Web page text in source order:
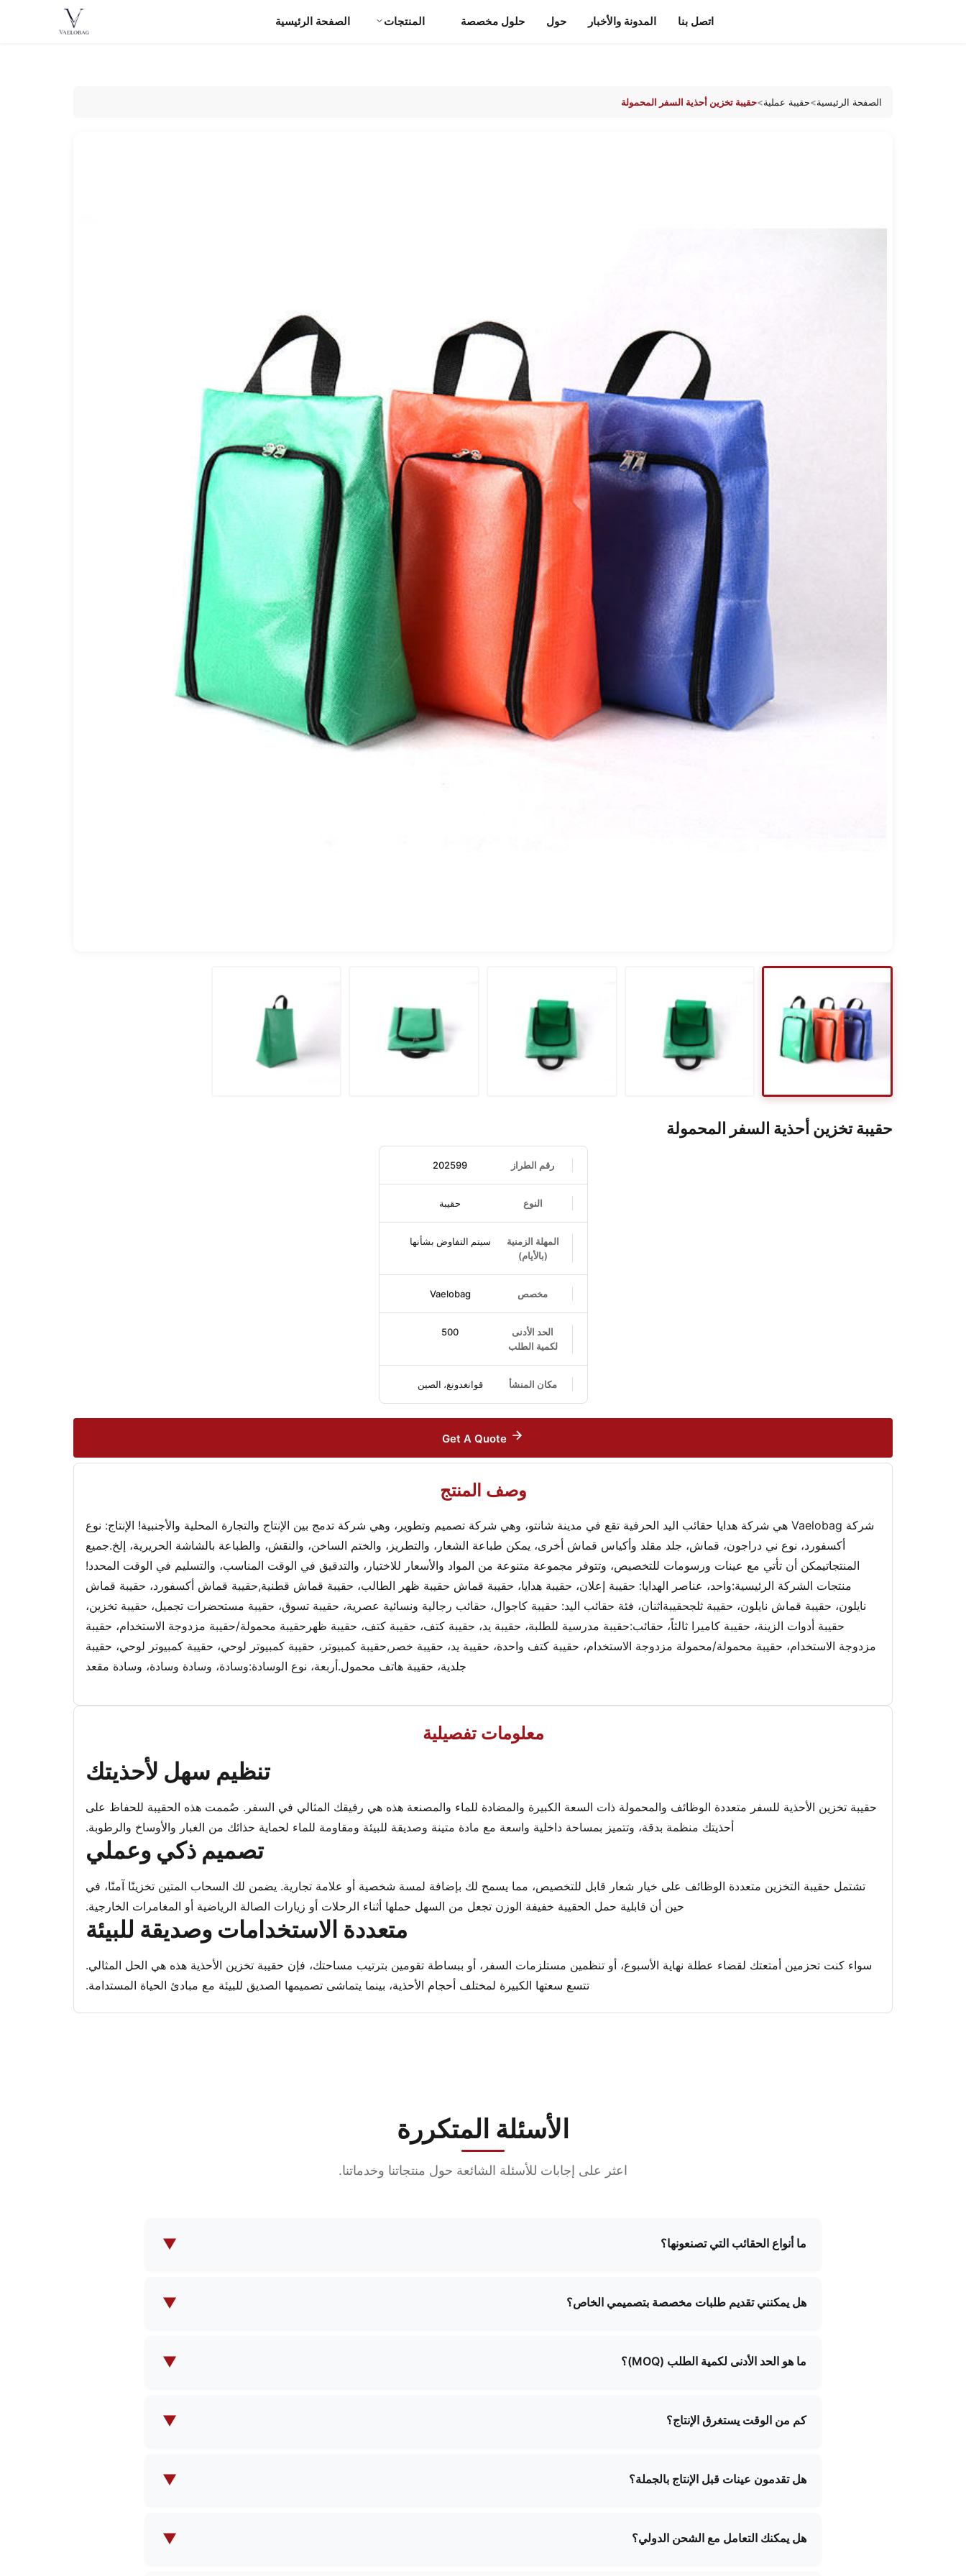
Vaelobag
الصفحة الرئيسية المنتجات حلول مخصصة حول المدونة والأخبار اتصل بنا
الصفحة الرئيسية>حقيبة عملية>حقيبة تخزين أحذية السفر المحمولة
حقيبة تخزين أحذية السفر المحمولة
رقم الطراز 202599
النوع حقيبة
المهلة الزمنية
(بالأيام)
سيتم التفاوض بشأنها
مخصص Vaelobag
الحد الأدنى
لكمية الطلب
500
مكان المنشأ قوانغدونغ، الصين
Get A Quote
وصف المنتج
شركة Vaelobag هي شركة هدايا حقائب اليد الحرفية تقع في مدينة شانتو، وهي شركة تصميم وتطوير، وهي شركة تدمج بين الإنتاج والتجارة المحلية والأجنبية! الإنتاج: نوع
أكسفورد، نوع ني دراجون، قماش، جلد مقلد وأكياس قماش أخرى، يمكن طباعة الشعار، والتطريز، والختم الساخن، والنقش، والطباعة بالشاشة الحريرية، إلخ.جميع
المنتجاتيمكن أن تأتي مع عينات ورسومات للتخصيص، وتتوفر مجموعة متنوعة من المواد والأسعار للاختيار، والتدقيق في الوقت المناسب، والتسليم في الوقت المحدد!
منتجات الشركة الرئيسية:واحد، عناصر الهدايا: حقيبة إعلان، حقيبة هدايا، حقيبة قماش حقيبة ظهر الطالب، حقيبة قماش قطنية,حقيبة قماش أكسفورد، حقيبة قماش
نايلون، حقيبة قماش نايلون، حقيبة ثلجحقيبةاثنان، فئة حقائب اليد: حقيبة كاجوال، حقائب رجالية ونسائية عصرية، حقيبة تسوق، حقيبة مستحضرات تجميل، حقيبة تخزين،
حقيبة أدوات الزينة، حقيبة كاميرا ثالثاً، حقائب:حقيبة مدرسية للطلبة، حقيبة يد، حقيبة كتف، حقيبة كتف، حقيبة ظهرحقيبة محمولة/حقيبة مزدوجة الاستخدام، حقيبة
مزدوجة الاستخدام، حقيبة محمولة/محمولة مزدوجة الاستخدام، حقيبة كتف واحدة، حقيبة يد، حقيبة خصر,حقيبة كمبيوتر، حقيبة كمبيوتر لوحي، حقيبة كمبيوتر لوحي، حقيبة
جلدية، حقيبة هاتف محمول.أربعة، نوع الوسادة:وسادة، وسادة وسادة، وسادة مقعد
معلومات تفصيلية
تنظيم سهل لأحذيتك
حقيبة تخزين الأحذية للسفر متعددة الوظائف والمحمولة ذات السعة الكبيرة والمضادة للماء والمصنعة هذه هي رفيقك المثالي في السفر. صُممت هذه الحقيبة للحفاظ على
أحذيتك منظمة بدقة، وتتميز بمساحة داخلية واسعة مع مادة متينة وصديقة للبيئة ومقاومة للماء لحماية حذائك من الغبار والأوساخ والرطوبة.
تصميم ذكي وعملي
تشتمل حقيبة التخزين متعددة الوظائف على خيار شعار قابل للتخصيص، مما يسمح لك بإضافة لمسة شخصية أو علامة تجارية. يضمن لك السحاب المتين تخزينًا آمنًا، في
حين أن قابلية حمل الحقيبة خفيفة الوزن تجعل من السهل حملها أثناء الرحلات أو زيارات الصالة الرياضية أو المغامرات الخارجية.
متعددة الاستخدامات وصديقة للبيئة
سواء كنت تحزمين أمتعتك لقضاء عطلة نهاية الأسبوع، أو تنظمين مستلزمات السفر، أو ببساطة تقومين بترتيب مساحتك، فإن حقيبة تخزين الأحذية هذه هي الحل المثالي.
تتسع سعتها الكبيرة لمختلف أحجام الأحذية، بينما يتماشى تصميمها الصديق للبيئة مع مبادئ الحياة المستدامة.
الأسئلة المتكررة
اعثر على إجابات للأسئلة الشائعة حول منتجاتنا وخدماتنا.
ما أنواع الحقائب التي تصنعونها؟ ▼
الوظيفية وحقائب المدرسة وحقائب التسوق والمزيد. نحن نقدم تصميمات قياسية وحلول مخصصة لتلبية احتياجاتك الخاصة.
هل يمكنني تقديم طلبات مخصصة بتصميمي الخاص؟ ▼
الذي يلبي متطلباتك.
ما هو الحد الأدنى لكمية الطلب (MOQ)؟ ▼
تفصيلية عن الحد الأدنى لكمية الطلبات والأسعار.
كم من الوقت يستغرق الإنتاج؟ ▼
هل تقدمون عينات قبل الإنتاج بالجملة؟
▼
هل يمكنك التعامل مع الشحن الدولي؟
▼